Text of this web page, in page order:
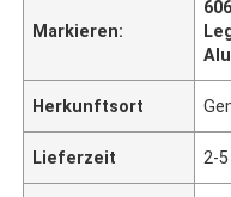
Markieren:
Herkunftsort
Lieferzeit 2-